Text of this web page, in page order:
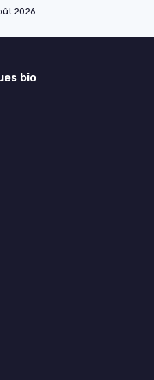
2026
bio